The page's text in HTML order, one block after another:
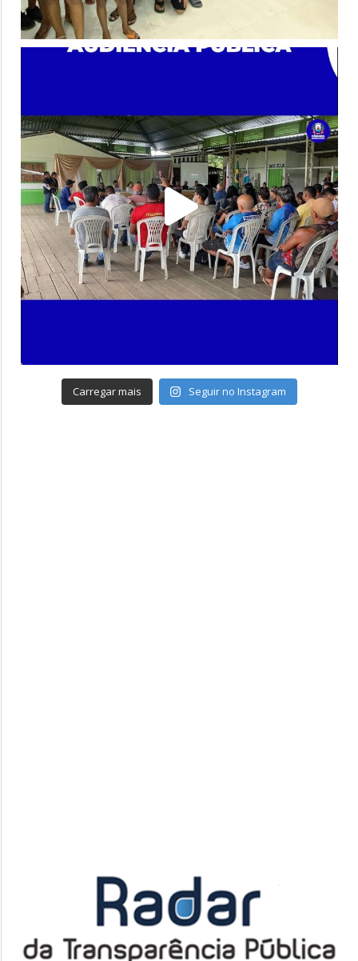
Carregar mais Seguir no Instagram